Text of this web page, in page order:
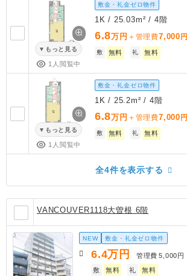
もっと見る
1人閲覧中
敷金・礼金ゼロ物件
1K / 25.03m² / 4階
6.8万円 ＋管理費7,000 円
敷 無料 礼 無料
もっと見る
1人閲覧中
敷金・礼金ゼロ物件
1K / 25.2m² / 4階
6.8万円 ＋管理費7,000 円
敷 無料 礼 無料
全4件を表示する
VANCOUVER1118大曽根 6階
NEW 敷金・礼金ゼロ物件
6.4万円 管理費 5,000円
敷
無料 礼 無料